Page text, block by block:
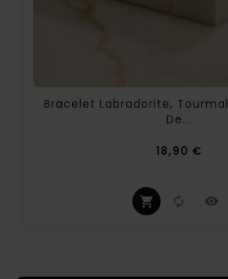
Bracelet Labradorite,
De...
18,90 €